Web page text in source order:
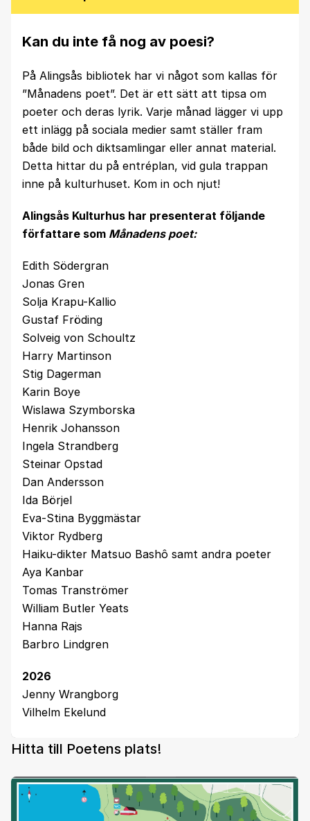
Kan du inte få nog av poesi?
På Alingsås bibliotek har vi något som kallas för
”Månadens poet”. Det är ett sätt att tipsa om
poeter och deras lyrik. Varje månad lägger vi upp
ett inlägg på sociala medier samt ställer fram
både bild och diktsamlingar eller annat material.
Detta hittar du på entréplan, vid gula trappan
inne på kulturhuset. Kom in och njut!
Alingsås Kulturhus har presenterat följande
författare som Månadens poet:
Edith Södergran
Jonas Gren
Solja Krapu-Kallio
Gustaf Fröding
Solveig von Schoultz
Harry Martinson
Stig Dagerman
Karin Boye
Wislawa Szymborska
Henrik Johansson
Ingela Strandberg
Steinar Opstad
Dan Andersson
Ida Börjel
Eva-Stina Byggmästar
Viktor Rydberg
Haiku-dikter Matsuo Bashô samt andra poeter
Aya Kanbar
Tomas Tranströmer
William Butler Yeats
Hanna Rajs
Barbro Lindgren
2026
Jenny Wrangborg
Vilhelm Ekelund
Hitta till Poetens plats!